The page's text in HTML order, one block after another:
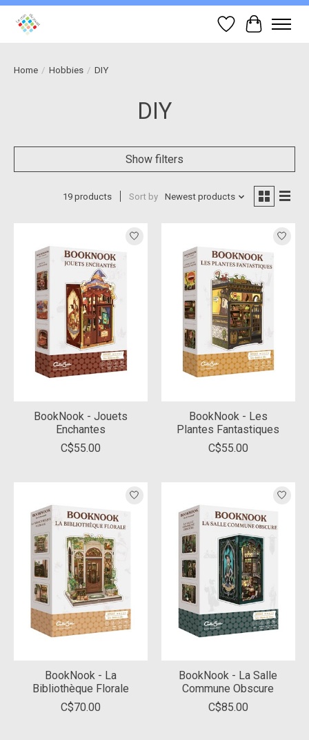
Wish List
Cart
Home / Hobbies / DIY
DIY
Show filters
19 products Sort by Newest products
BookNook - Jouets
Enchantes
C$55.00
BookNook - Les
Plantes Fantastiques
C$55.00
BookNook - La
Bibliothèque Florale
C$70.00
BookNook - La Salle
Commune Obscure
C$85.00